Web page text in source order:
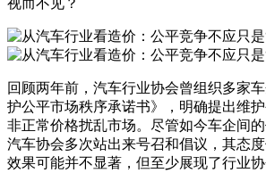
视而不见？
回顾两年前，汽车行业协会曾组织多家
护公平市场秩序承诺书》，明确提出维
非正常价格扰乱市场。尽管如今车企间
汽车协会多次站出来号召和倡议，其态
效果可能并不显著，但至少展现了行业